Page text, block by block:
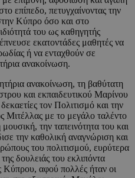
επίπεδο, πετυγχαίνοντας την
Κύπρο όσο και στο
του ως καθηγητής
εκατοντάδες μαθητές να
ή να ενταχθούν σε
ανακοίνωση.
ανακοίνωση, τη βαθύτατη
και εκπαιδευτικού Μαρίνου
τον Πολιτισμό και την
με το μεγάλο ταλέντο
την ταπεινότητα του και
την καθολική αναγνώριση και
του πολιτισμού, ευρύτερα
δουλειάς του εκλιπόντα
Κύπρου, αφού πολλές ήταν οι